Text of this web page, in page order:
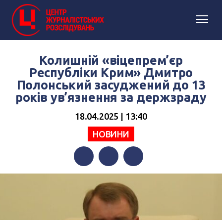
Колишній «віцепрем’єр
Республіки Крим» Дмитро
Полонський засуджений до 13
років ув’язнення за держзраду
18.04.2025 | 13:40
НОВИНИ
FacebookTwitterTelegram